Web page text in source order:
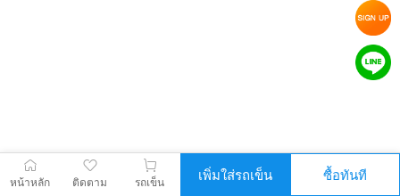
หน้าหลัก ติดตาม รถเข็น เพิ่มใส่รถเข็น ซื้อทันที